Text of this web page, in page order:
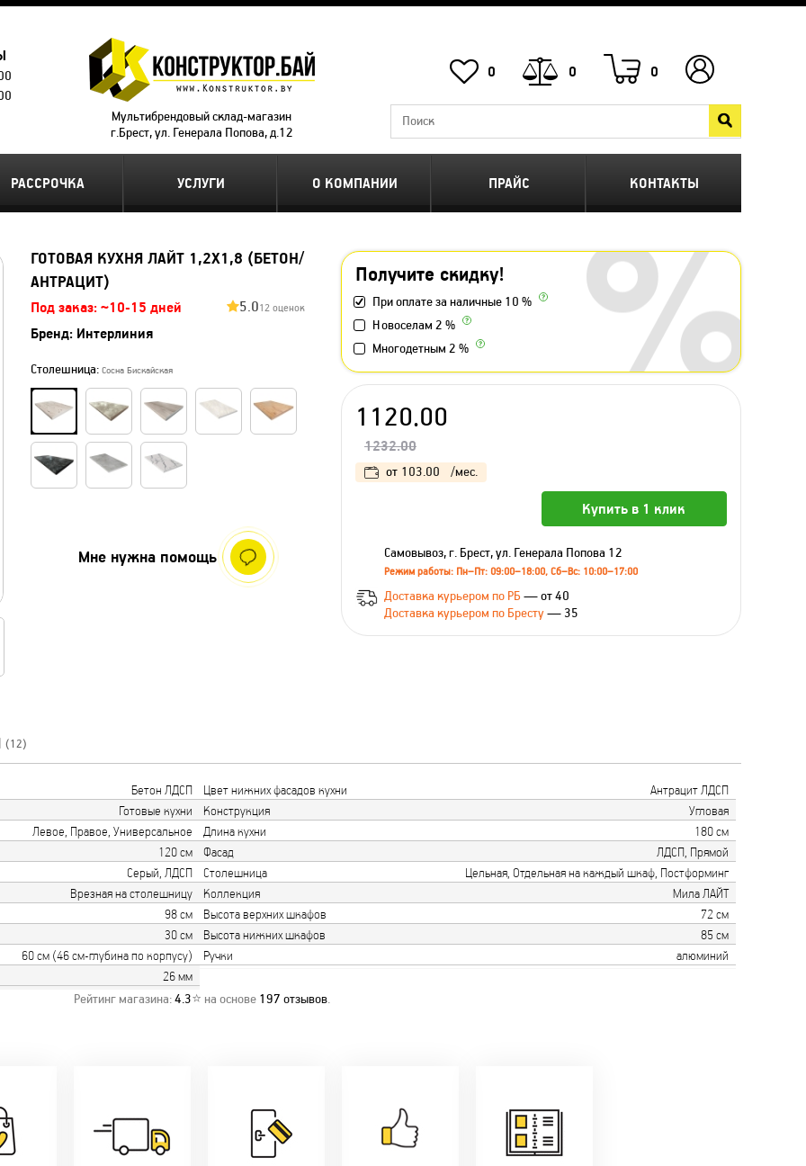
Мультибрендовый склад-магазин
г.Брест, ул. Генерала Попова, д.12
0 0 0
РАССРОЧКА УСЛУГИ О КОМПАНИИ ПРАЙС КОНТАКТЫ
ГОТОВАЯ КУХНЯ ЛАЙТ 1,2X1,8 (БЕТОН/
АНТРАЦИТ)
Под заказ: ~10-15 дней 5.012 оценок
Бренд: Интерлиния
Столешница: Сосна Бискайская
Получите скидку!
При оплате за наличные 10 %
Новоселам 2 %
Многодетным 2 %
Мне нужна помощь
1120.00
1232.00
от 103.00 /мес.
Купить в 1 клик
Самовывоз, г. Брест, ул. Генерала Попова 12
Режим работы: Пн–Пт: 09:00–18:00, Сб–Вс: 10:00–17:00
Доставка курьером по РБ — от 40
Доставка курьером по Бресту— 35
(12)
Бетон ЛДСП Цвет нижних фасадов кухни
Антрацит ЛДСП
Готовые кухни Конструкция
Угловая
Левое, Правое, Универсальное Длина кухни
180 см
120 см Фасад
ЛДСП, Прямой
Серый, ЛДСП Столешница
Цельная, Отдельная на каждый шкаф, Постформинг
Врезная на столешницу Коллекция
Мила ЛАЙТ
98 см Высота верхних шкафов
72 см
30 см Высота нижних шкафов
85 см
60 см (46 см-глубина по корпусу) Ручки
алюминий
26 мм
Рейтинг магазина:4.3⭐ на основе 197 отзывов.
- 2%
-
Качественный
монтаж дверей,
окон и мебели.
2-36 мес
фабрики!
Предлагаем
только лучшие
самыми
современным
стилями и